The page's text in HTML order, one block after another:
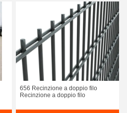
656 Recinzione a doppio filo
Recinzione a doppio filo